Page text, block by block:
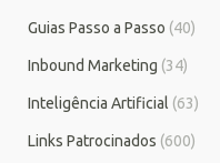
Guias Passo a Passo (40)
Inbound Marketing (34)
Inteligência Artificial (63)
Links Patrocinados (600)